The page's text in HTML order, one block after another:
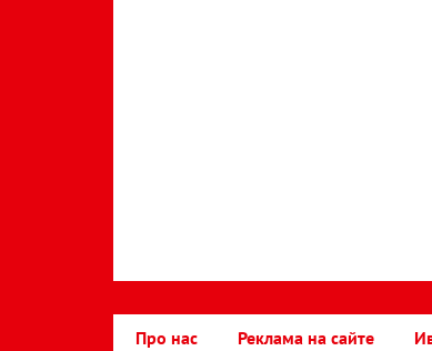
Про нас Реклама на сайте